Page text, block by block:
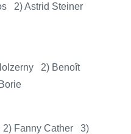
2) Astrid Steiner
2) Benoît
Fanny Cather 3)